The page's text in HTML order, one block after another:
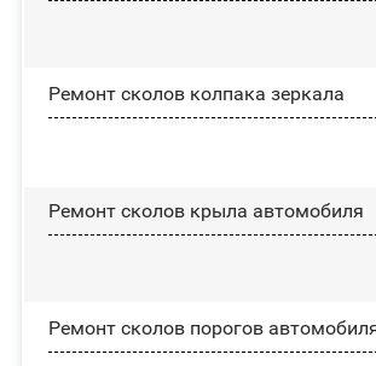
Ремонт сколов колпака зеркала
Ремонт сколов крыла автомобиля
Ремонт сколов порогов